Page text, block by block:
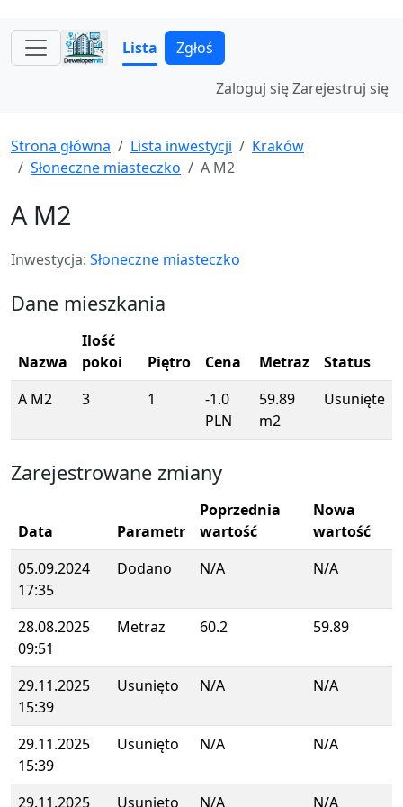
Lista Zgłoś
Zaloguj sięZarejestruj się
Strona główna Lista inwestycji
Kraków
Słoneczne miasteczko
A M2
A M2
Inwestycja: Słoneczne miasteczko
Dane mieszkania
Nazwa
Ilość
pokoi
Piętro Cena Metraz
Status
A M2
3 1
-1.0
PLN
59.89
m2
Usunięte
Zarejestrowane zmiany
Data Parametr
Poprzednia
wartość
Nowa
wartość
05.09.2024
17:35
Dodano N/A N/A
28.08.2025
09:51
Metraz 60.2 59.89
29.11.2025
15:39
Usunięto N/A N/A
29.11.2025
15:39
Usunięto N/A N/A
29.11.2025 Usunięto N/A N/A